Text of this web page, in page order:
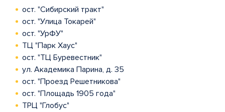
ост. "Сибирский тракт"
ост. "Улица Токарей"
ост. "УрФУ"
ТЦ "Парк Хаус"
ост. "ТЦ Буревестник"
ул. Академика Парина, д. 35
ост. "Проезд Решетникова"
ост. "Площадь 1905 года"
ТРЦ "Глобус"